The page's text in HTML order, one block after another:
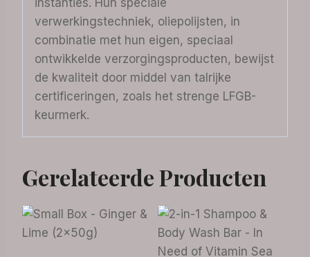
verwerkingstechniek, oliepolijsten, in
combinatie met hun eigen, speciaal
ontwikkelde verzorgingsproducten, bewijst
de kwaliteit door middel van talrijke
certificeringen, zoals het strenge LFGB-
keurmerk.
Gerelateerde Producten